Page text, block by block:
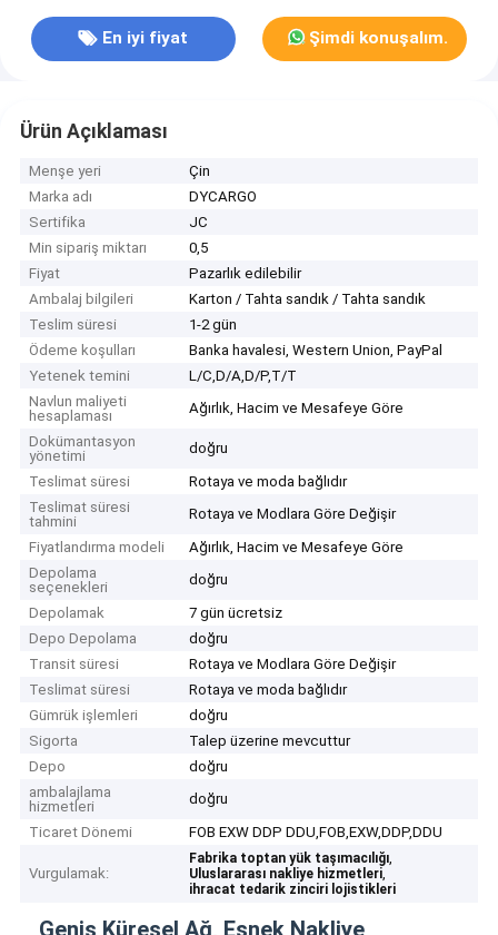
En iyi fiyat Şimdi konuşalım.
Ürün Açıklaması
Menşe yeri
Çin
Marka adı
DYCARGO
Sertifika
JC
Min sipariş miktarı
0,5
Fiyat
Pazarlık edilebilir
Ambalaj bilgileri
Karton / Tahta sandık / Tahta sandık
Teslim süresi
1-2 gün
Ödeme koşulları
Banka havalesi, Western Union, PayPal
Yetenek temini
L/C,D/A,D/P,T/T
Navlun maliyeti
hesaplaması
Ağırlık, Hacim ve Mesafeye Göre
Dokümantasyon
yönetimi
doğru
Teslimat süresi
Rotaya ve moda bağlıdır
Teslimat süresi
tahmini
Rotaya ve Modlara Göre Değişir
Fiyatlandırma modeli
Ağırlık, Hacim ve Mesafeye Göre
Depolama
seçenekleri
doğru
Depolamak
7 gün ücretsiz
Depo Depolama
doğru
Transit süresi
Rotaya ve Modlara Göre Değişir
Teslimat süresi
Rotaya ve moda bağlıdır
Gümrük işlemleri
doğru
Sigorta
Talep üzerine mevcuttur
Depo
doğru
ambalajlama
hizmetleri
doğru
Ticaret Dönemi
FOB EXW DDP DDU,FOB,EXW,DDP,DDU
Vurgulamak:
Fabrika toptan yük taşımacılığı,
Uluslararası nakliye hizmetleri,
ihracat tedarik zinciri lojistikleri
Geniş Küresel Ağ, Esnek Nakliye